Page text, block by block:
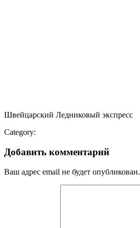
Швейцарский Ледниковый экспресс
Category:
Добавить комментарий
Ваш адрес email не будет опубликован.